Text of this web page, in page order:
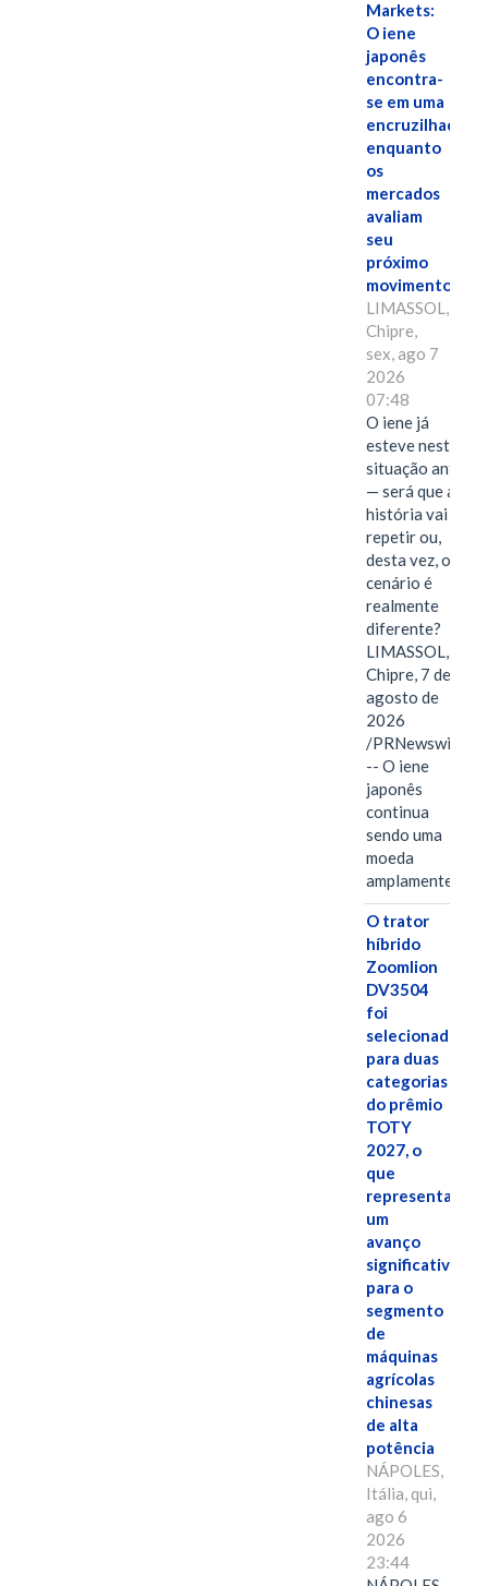
Markets:
O iene
japonês
encontra-
se em uma
encruzilhada
enquanto
os
mercados
avaliam
seu
próximo
movimento.
LIMASSOL,
Chipre,
sex, ago 7
2026
07:48
O iene já
esteve nesta
situação antes
— será que a
história vai se
repetir ou,
desta vez, o
cenário é
realmente
diferente?
LIMASSOL,
Chipre, 7 de
agosto de
2026
/PRNewswire/
-- O iene
japonês
continua
sendo uma
moeda
amplamente…
O trator
híbrido
Zoomlion
DV3504
foi
selecionado
para duas
categorias
do prêmio
TOTY
2027, o
que
representa
um
avanço
significativo
para o
segmento
de
máquinas
agrícolas
chinesas
de alta
potência
NÁPOLES,
Itália, qui,
ago 6
2026
23:44